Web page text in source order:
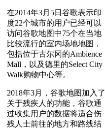
在2014年3月5日谷歌表示印
度22个城市的用户已经可以
访问谷歌地图中75个在当地
比较流行的室内场地地图，
包括位于古尔冈的Ambience
Mall，以及德里的Select City
Walk购物中心等。
2018年3月，谷歌地图加入了
关于残疾人的功能，谷歌通
过收集用户的数据将适合伤
残人士前往的地方和路线结